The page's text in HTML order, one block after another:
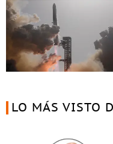
LO MÁS VISTO